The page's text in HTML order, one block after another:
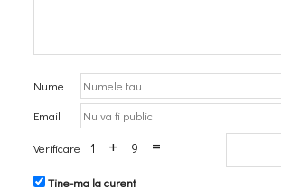
Nume
Email
Verificare 1 + 9 =
Tine-ma la curent